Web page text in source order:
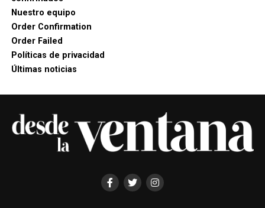
Nuestro equipo
Order Confirmation
Order Failed
Políticas de privacidad
Últimas noticias